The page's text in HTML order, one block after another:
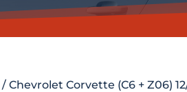
/ Chevrolet Corvette (C6 + Z06)